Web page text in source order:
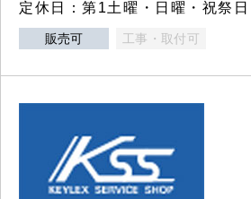
定休日：第1土曜・日曜・祝祭日
販売可 工事・取付可